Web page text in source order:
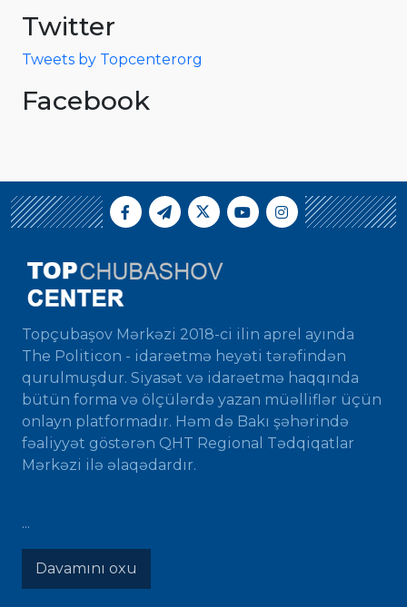
Twitter
Tweets by Topcenterorg
Facebook
Topçubaşov Mərkəzi 2018-ci ilin aprel ayında
The Politicon - idarəetmə heyəti tərəfindən
qurulmuşdur. Siyasət və idarəetmə haqqında
bütün forma və ölçülərdə yazan müəlliflər üçün
onlayn platformadır. Həm də Bakı şəhərində
fəaliyyət göstərən QHT Regional Tədqiqatlar
Mərkəzi ilə əlaqədardır.
...
Davamını oxu